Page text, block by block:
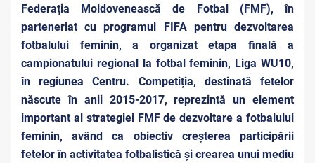
Federația Moldovenească de Fotbal (FMF), în
parteneriat cu programul FIFA pentru dezvoltarea
fotbalului feminin, a organizat etapa finală a
campionatului regional la fotbal feminin, Liga WU10,
în regiunea Centru. Competiția, destinată fetelor
născute în anii 2015-2017, reprezintă un element
important al strategiei FMF de dezvoltare a fotbalului
feminin, având ca obiectiv creșterea participării
fetelor în activitatea fotbalistică și crearea unui mediu